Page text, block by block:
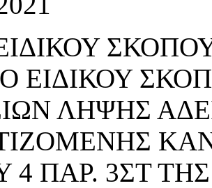
ΕΙΔΙΚΟΥ
ΛΗΨΗΣ
ΠΑΡ. 3ΣΤ ΤΗΣ